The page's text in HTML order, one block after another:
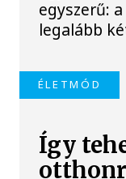
egyszerű:
legalább
ÉLETMÓD
Így